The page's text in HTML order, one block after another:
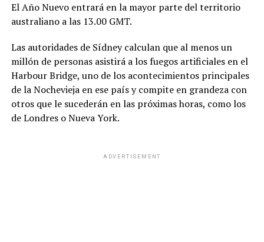
El Año Nuevo entrará en la mayor parte del territorio
australiano a las 13.00 GMT.
Las autoridades de Sídney calculan que al menos un
millón de personas asistirá a los fuegos artificiales en el
Harbour Bridge, uno de los acontecimientos principales
de la Nochevieja en ese país y compite en grandeza con
otros que le sucederán en las próximas horas, como los
de Londres o Nueva York.
ADVERTISEMENT